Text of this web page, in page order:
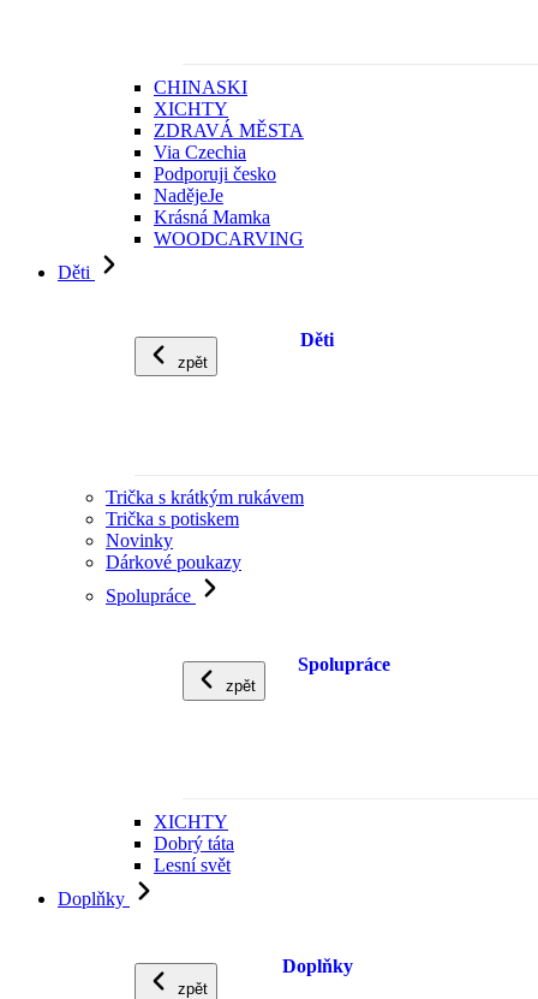
CHINASKI
XICHTY
ZDRAVÁ MĚSTA
Via Czechia
Podporuji česko
NadějeJe
Krásná Mamka
WOODCARVING
Děti
zpět
Děti
Trička s krátkým rukávem
Trička s potiskem
Novinky
Dárkové poukazy
Spolupráce
zpět
Spolupráce
XICHTY
Dobrý táta
Lesní svět
Doplňky
zpět
Doplňky